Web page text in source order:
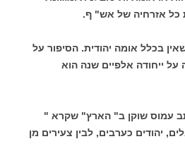
כל אזרחיה של אש" ף.
בכלל אומה יהודית. הסיפור על
ייחודה אלפיים שנה הוא
עמוס שוקן ב" הארץ" שקרא "
יהודים כערבים, לבין צעירים מן